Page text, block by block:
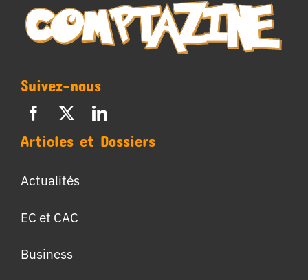
Suivez-nous
Articles et Dossiers
Actualités
EC et CAC
Business